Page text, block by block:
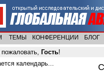
ТЕМЫ КОНФЕРЕНЦИИ БЛОГ
Гость!
календарь...